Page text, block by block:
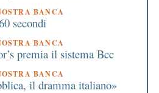
BANCA
secondi
BANCA
premia il sistema Bcc
BANCA
il dramma italiano»